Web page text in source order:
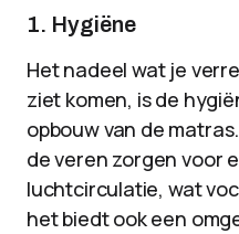
1. Hygiëne
Het nadeel wat je
ziet komen, is de
opbouw van de
de veren zorgen voor
luchtcirculatie, wat
het biedt ook een